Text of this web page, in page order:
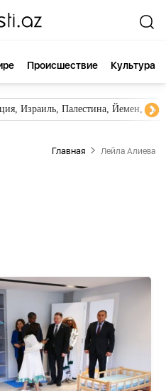
Происшествие Культура
Южный Кавказ, Грузия,
Главная Лейла Алиева